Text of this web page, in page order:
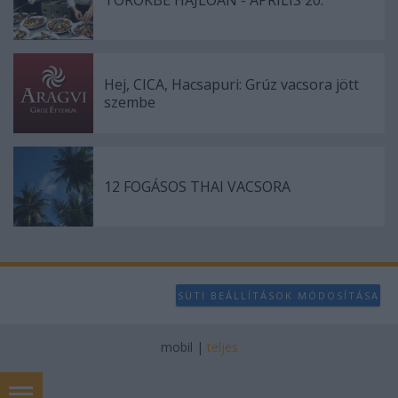
Hej, CICA, Hacsapuri: Grúz vacsora jött
szembe
12 FOGÁSOS THAI VACSORA
SÜTI BEÁLLÍTÁSOK MÓDOSÍTÁSA
mobil | teljes